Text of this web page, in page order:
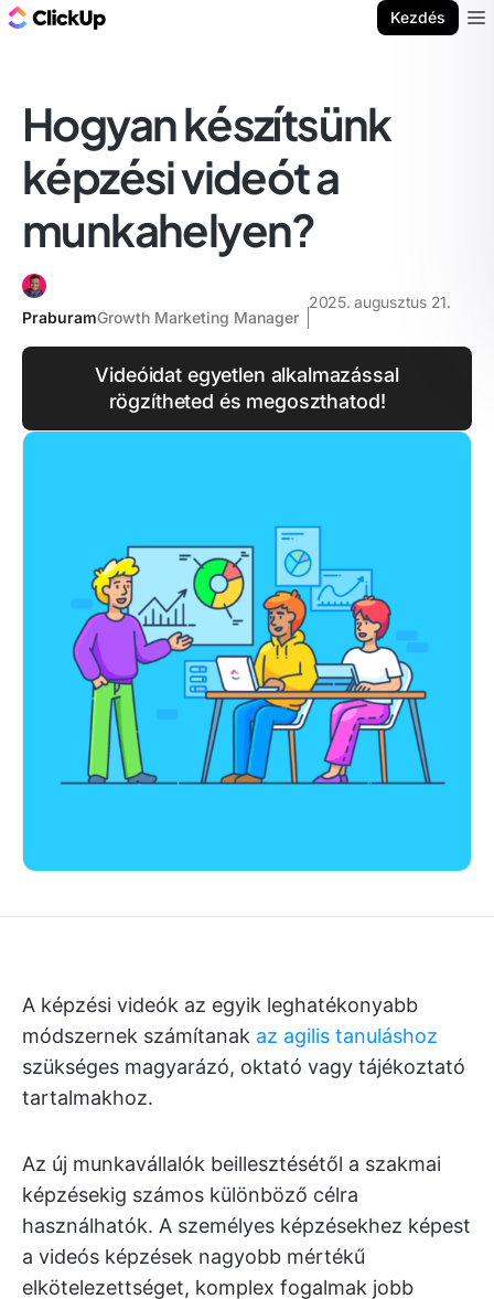
Kezdés
Hogyan készítsünk
képzési videót a
munkahelyen?
PraburamGrowth Marketing Manager
2025. augusztus 21.
Videóidat egyetlen alkalmazással
rögzítheted és megoszthatod!
A képzési videók az egyik leghatékonyabb
módszernek számítanak az agilis tanuláshoz
szükséges magyarázó, oktató vagy tájékoztató
tartalmakhoz.
Az új munkavállalók beillesztésétől a szakmai
képzésekig számos különböző célra
használhatók. A személyes képzésekhez képest
a videós képzések nagyobb mértékű
elkötelezettséget, komplex fogalmak jobb